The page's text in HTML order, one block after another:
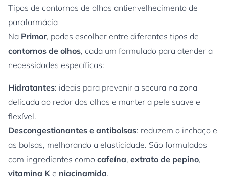
Tipos de contornos de olhos antienvelhecimento de
parafarmácia
Na Primor, podes escolher entre diferentes tipos de
contornos de olhos, cada um formulado para atender a
necessidades específicas:
Hidratantes: ideais para prevenir a secura na zona
delicada ao redor dos olhos e manter a pele suave e
flexível.
Descongestionantes e antibolsas: reduzem o inchaço e
as bolsas, melhorando a elasticidade. São formulados
com ingredientes como cafeína, extrato de pepino,
vitamina K e niacinamida.